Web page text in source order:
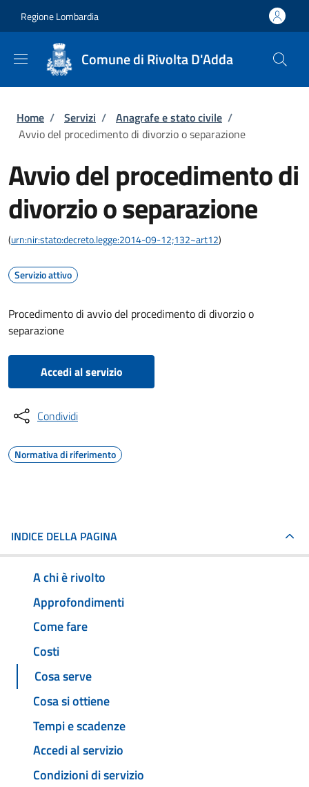
Regione Lombardia
Comune di Rivolta D'Adda
Briciole di pane
Home / Servizi / Anagrafe e stato civile /
Avvio del procedimento di divorzio o separazione
Avvio del procedimento di
divorzio o separazione
(urn:nir:stato:decreto.legge:2014-09-12;132~art12)
Servizio attivo
Procedimento di avvio del procedimento di divorzio o
separazione
Accedi al servizio
Condividi
Normativa di riferimento
INDICE DELLA PAGINA
A chi è rivolto
Approfondimenti
Come fare
Costi
Cosa serve
Cosa si ottiene
Tempi e scadenze
Accedi al servizio
Condizioni di servizio